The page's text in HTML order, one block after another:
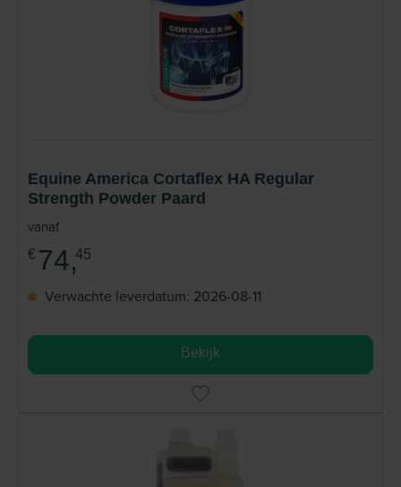
Equine America Cortaflex HA Regular
Strength Powder Paard
vanaf
€ 74,45
Verwachte leverdatum: 2026-08-11
Bekijk